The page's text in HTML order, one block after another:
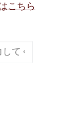
こちら